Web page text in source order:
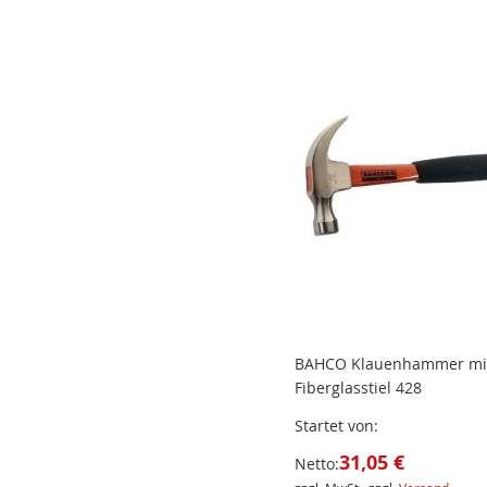
BAHCO Klauenhammer
Fiberglasstiel 428
Startet von
Netto:31,05 €